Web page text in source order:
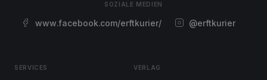
SOZIALE MEDIEN
www.facebook.com/erftkurier/ @erftkurier
SERVICES VERLAG